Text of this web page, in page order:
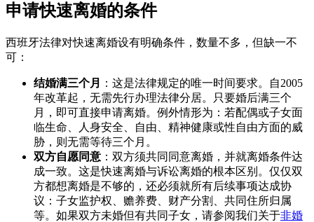
申请快速离婚的条件
西班牙法律对快速离婚设有明确条件，数量不多，但缺一不
可：
结婚满三个月
：这是法律规定的唯一时间要求。自2005
年改革起，无需先行办理法律分居。只要婚后满三个
月，即可直接申请离婚。例外情形为：若配偶或子女面
临生命、人身安全、自由、精神健康或性自由方面的威
胁，则无需等待三个月。
双方自愿同意 ：双方须共同同意离婚，并就离婚条件达
成一致。这是快速离婚与诉讼离婚的根本区别。仅仅双
方都想离婚是不够的，还必须就所有后续事项达成协
议：子女监护权、赡养费、财产分割、共同住所归属
等。如果双方未婚但有共同子女，请参阅我们关于非婚